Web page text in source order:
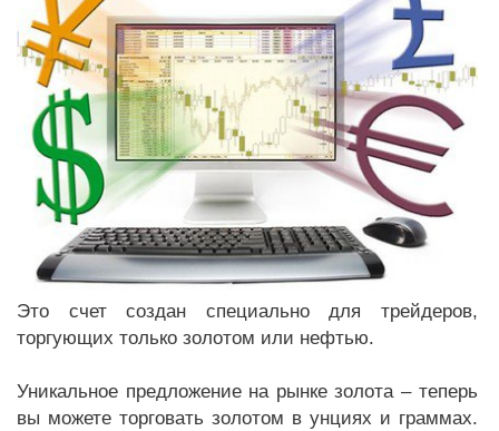
Это счет создан специально для трейдеров,
торгующих только золотом или нефтью.
Уникальное предложение на рынке золота – теперь
вы можете торговать золотом в унциях и граммах.